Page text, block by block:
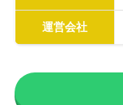
運営会社